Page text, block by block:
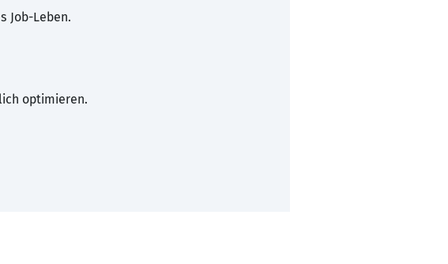
Job-Leben.
optimieren.